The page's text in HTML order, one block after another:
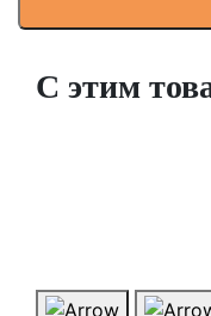
С этим